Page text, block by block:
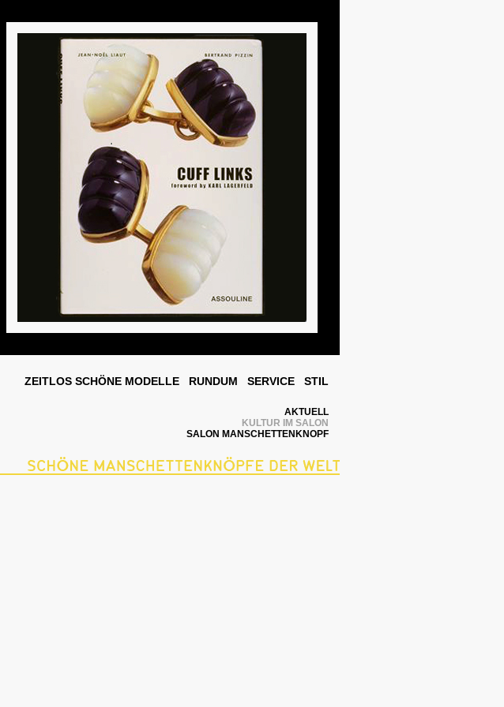
ZEITLOS SCHÖNE MODELLE RUNDUM SERVICE STIL
AKTUELL
KULTUR IM SALON
SALON MANSCHETTENKNOPF